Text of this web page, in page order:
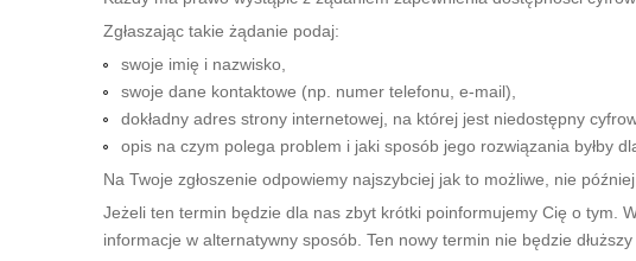
Zgłaszając takie żądanie podaj:
swoje imię i nazwisko,
swoje dane kontaktowe (np. numer telefonu, e-mail),
dokładny adres strony internetowej, na której jest niedostępny
opis na czym polega problem i jaki sposób jego rozwiązania byłby
Na Twoje zgłoszenie odpowiemy najszybciej jak to możliwe, nie
Jeżeli ten termin będzie dla nas zbyt krótki poinformujemy Cię o tym.
informacje w alternatywny sposób. Ten nowy termin nie będzie dłuższy